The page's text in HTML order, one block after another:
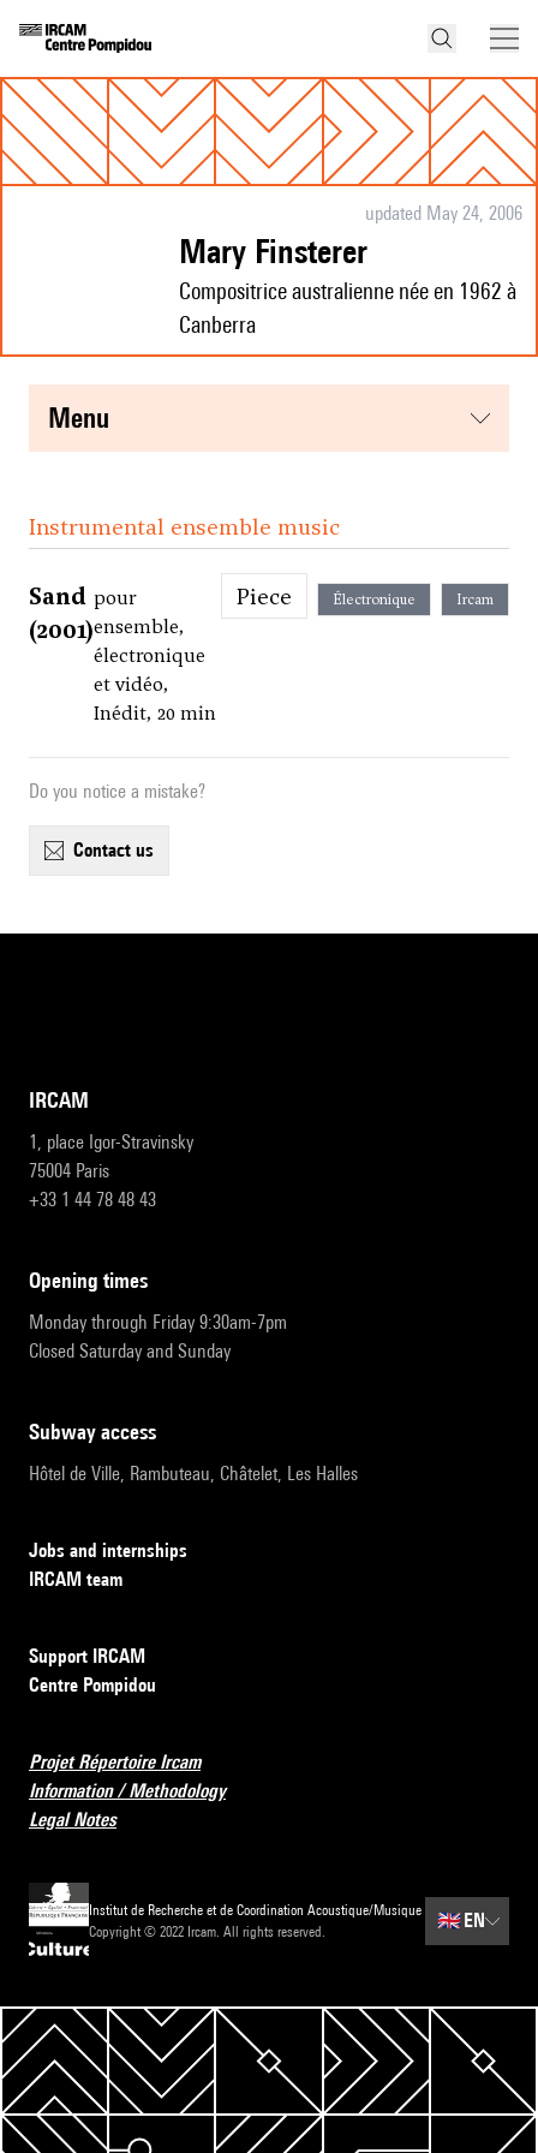
updated May 24, 2006
Mary Finsterer
Compositrice australienne née en 1962 à
Canberra
menu
Instrumental ensemble music
Sand
(2001)
pour
ensemble,
électronique
et vidéo,
Inédit, 20 min
Piece Électronique Ircam
Do you notice a mistake?
contact us
IRCAM
1, place Igor-Stravinsky
75004 Paris
+33 1 44 78 48 43
opening times
Monday through Friday 9:30am-7pm
Closed Saturday and Sunday
subway access
Hôtel de Ville, Rambuteau, Châtelet, Les Halles
Jobs and internships
IRCAM team
Support IRCAM
Centre Pompidou
Projet Répertoire Ircam
Information / Methodology
Legal Notes
Institut de Recherche et de Coordination Acoustique/Musique
Copyright © 2022 Ircam. All rights reserved.
🇬🇧 EN